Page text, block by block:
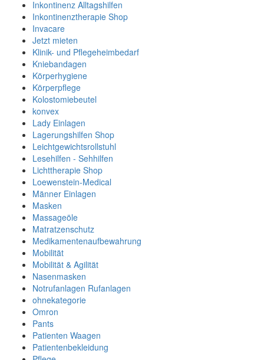
Inkontinenz Alltagshilfen
Inkontinenztherapie Shop
Invacare
Jetzt mieten
Klinik- und Pflegeheimbedarf
Kniebandagen
Körperhygiene
Körperpflege
Kolostomiebeutel
konvex
Lady Einlagen
Lagerungshilfen Shop
Leichtgewichtsrollstuhl
Lesehilfen - Sehhilfen
Lichttherapie Shop
Loewenstein-Medical
Männer Einlagen
Masken
Massageöle
Matratzenschutz
Medikamentenaufbewahrung
Mobilität
Mobilität & Agilität
Nasenmasken
Notrufanlagen Rufanlagen
ohnekategorie
Omron
Pants
Patienten Waagen
Patientenbekleidung